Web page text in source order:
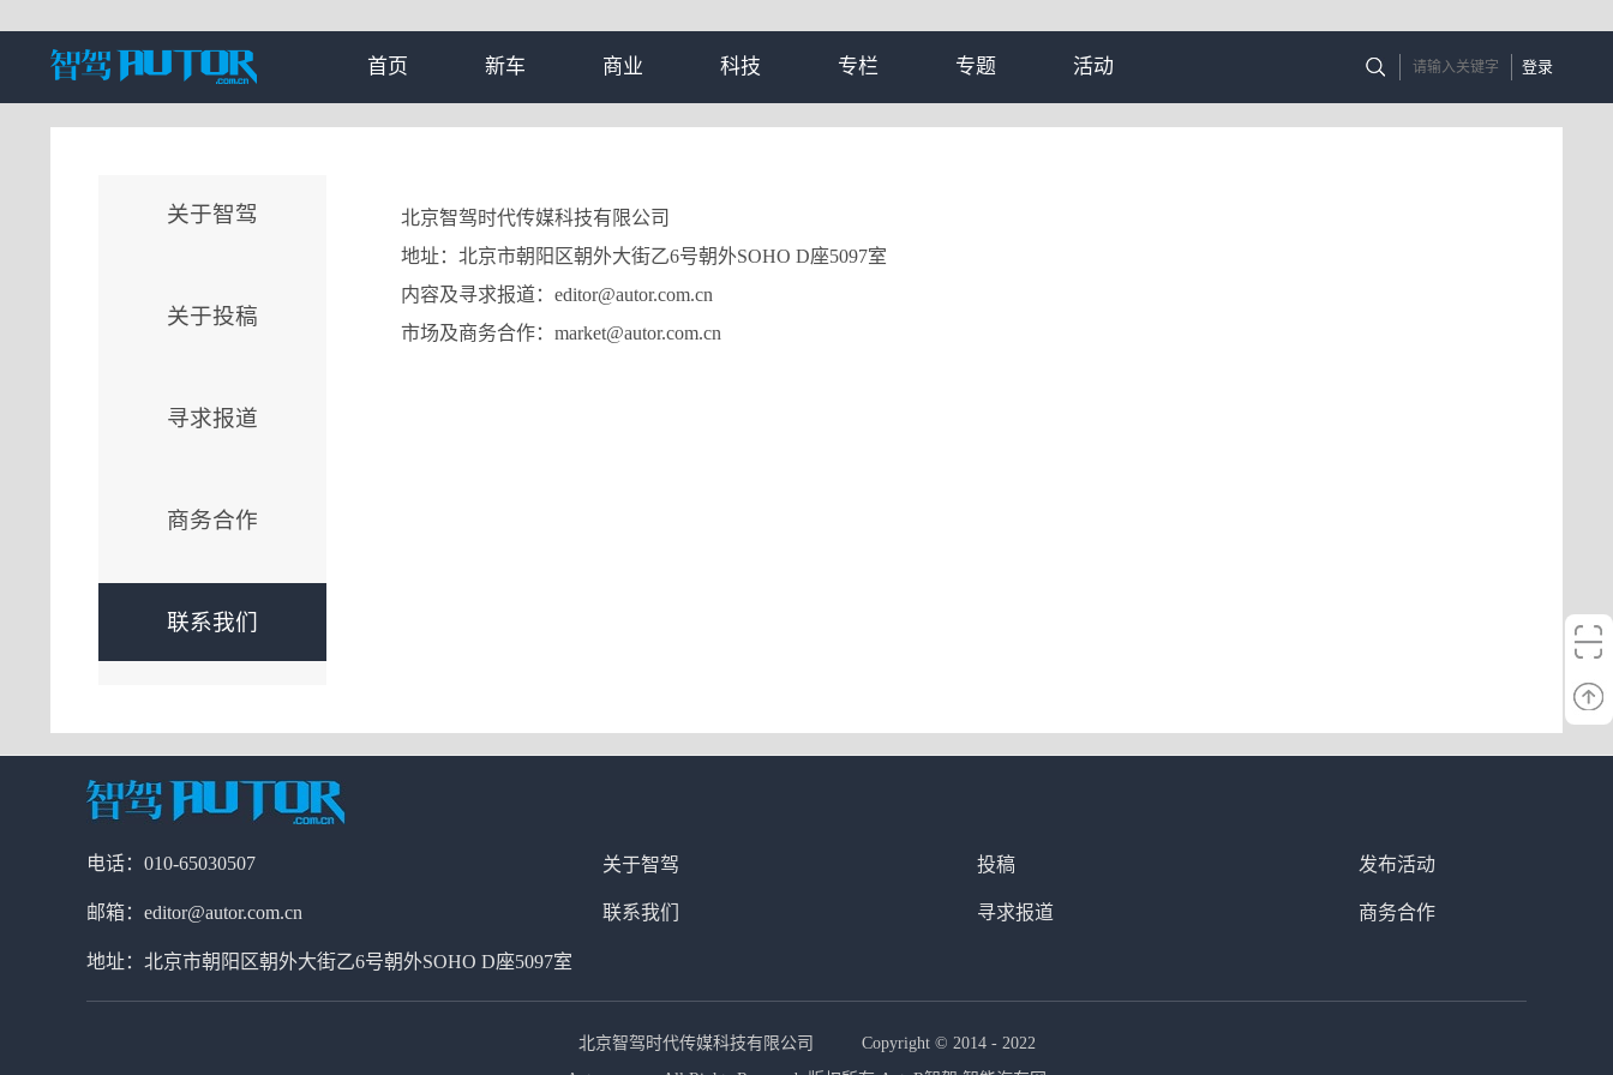
登录
首页 新车 商业 科技 专栏 专题 活动
关于智驾
关于投稿
寻求报道
商务合作
联系我们
北京智驾时代传媒科技有限公司
地址：北京市朝阳区朝外大街乙6号朝外SOHO D座5097室
内容及寻求报道：editor@autor.com.cn
市场及商务合作：market@autor.com.cn
电话：010-65030507
邮箱：editor@autor.com.cn
地址：北京市朝阳区朝外大街乙6号朝外SOHO D座5097室
关于智驾
联系我们
投稿
寻求报道
发布活动
商务合作
北京智驾时代传媒科技有限公司 Copyright © 2014 - 2022